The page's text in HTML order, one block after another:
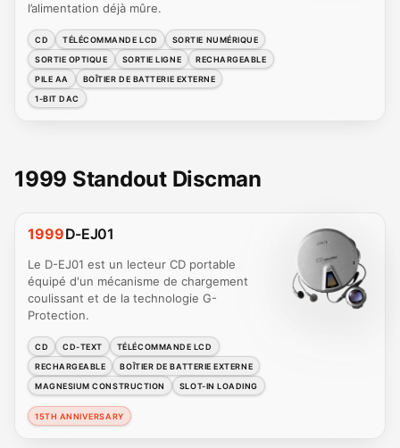
l’alimentation déjà mûre.
CD TÉLÉCOMMANDE LCD
SORTIE NUMÉRIQUE
SORTIE OPTIQUE
SORTIE LIGNE
RECHARGEABLE
PILE AA
BOÎTIER DE BATTERIE EXTERNE
1-BIT DAC
1999 Standout Discman
1999D-EJ01
Le D-EJ01 est un lecteur CD portable
équipé d'un mécanisme de chargement
coulissant et de la technologie G-
Protection.
CD CD-TEXT
TÉLÉCOMMANDE LCD
RECHARGEABLE
BOÎTIER DE BATTERIE EXTERNE
MAGNESIUM CONSTRUCTION
SLOT-IN LOADING
15TH ANNIVERSARY